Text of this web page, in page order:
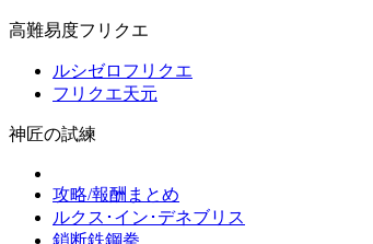
高難易度フリクエ
ルシゼロフリクエ
フリクエ天元
神匠の試練
攻略/報酬まとめ
ルクス･イン･デネブリス
鎖断鉄鋼拳